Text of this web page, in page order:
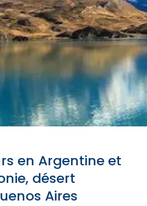
en Argentine et
désert
Aires